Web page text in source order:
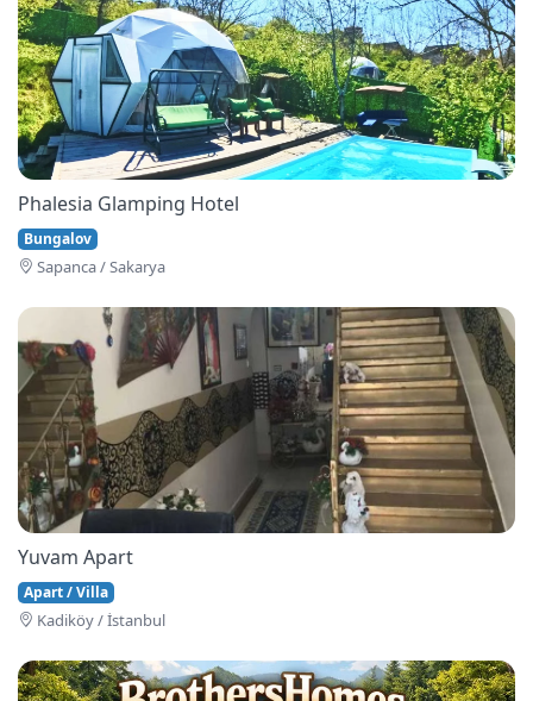
Phalesia Glamping Hotel
Bungalov
Sapanca / Sakarya
Yuvam Apart
Apart / Villa
Kadiköy / İstanbul